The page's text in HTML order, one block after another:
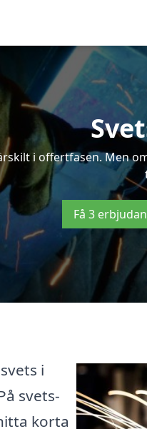
i offertfasen. Men
Få 3
i
svets-
korta